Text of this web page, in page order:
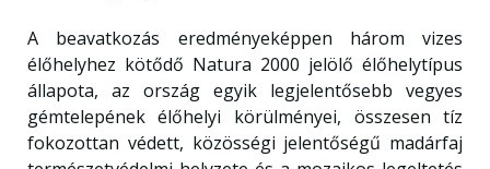
A beavatkozás eredményeképpen három vizes
élőhelyhez kötődő Natura 2000 jelölő élőhelytípus
állapota, az ország egyik legjelentősebb vegyes
gémtelepének élőhelyi körülményei, összesen tíz
fokozottan védett, közösségi jelentőségű madárfaj